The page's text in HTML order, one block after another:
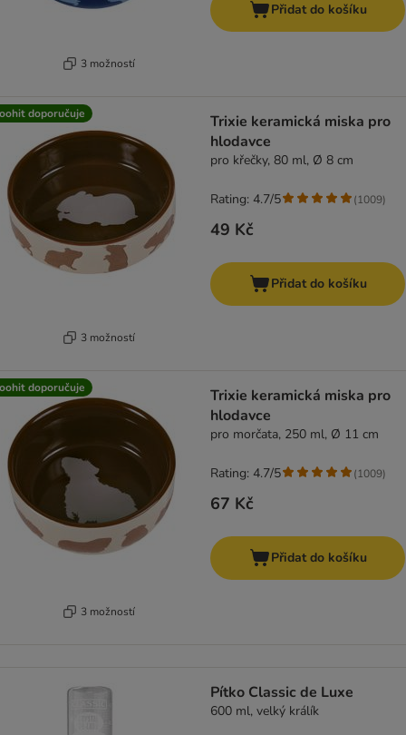
3 možností
Přidat do košíku
doporučuje
3 možností
Trixie keramická miska pro
hlodavce
pro křečky, 80 ml, Ø 8 cm
49 Kč
Rating: 4.7/5 (1009)
Přidat do košíku
doporučuje
3 možností
Trixie keramická miska pro
hlodavce
pro morčata, 250 ml, Ø 11 cm
67 Kč
Rating: 4.7/5 (1009)
Přidat do košíku
Pítko Classic de Luxe
600 ml, velký králík